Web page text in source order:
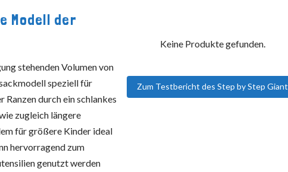
Modell der
stehenden Volumen von
speziell für
durch ein schlankes
zugleich längere
für größere Kinder ideal
hervorragend zum
genutzt werden
Keine Produkte gefunden.
Zum Testbericht des Step by Step Giant